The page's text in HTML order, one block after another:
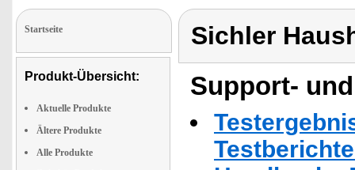
Startseite
Produkt-Übersicht:
Aktuelle Produkte
Ältere Produkte
Alle Produkte
Sichler
Support-